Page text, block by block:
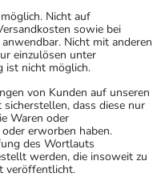
Nicht auf
sowie bei
Nicht mit anderen
einzulösen unter
ist nicht möglich.
von Kunden auf unseren
dass diese nur
Waren oder
erworben haben.
des Wortlauts
werden, die insoweit zu
veröffentlicht.